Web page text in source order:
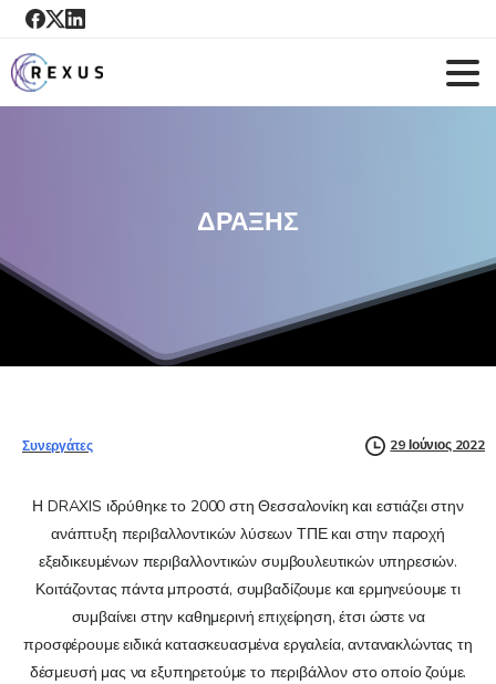
ΔΡΑΞΗΣ
Συνεργάτες 29 Ιούνιος 2022
Η DRAXIS ιδρύθηκε το 2000 στη Θεσσαλονίκη και εστιάζει στην
ανάπτυξη περιβαλλοντικών λύσεων ΤΠΕ και στην παροχή
εξειδικευμένων περιβαλλοντικών συμβουλευτικών υπηρεσιών.
Κοιτάζοντας πάντα μπροστά, συμβαδίζουμε και ερμηνεύουμε τι
συμβαίνει στην καθημερινή επιχείρηση, έτσι ώστε να
προσφέρουμε ειδικά κατασκευασμένα εργαλεία, αντανακλώντας τη
δέσμευσή μας να εξυπηρετούμε το περιβάλλον στο οποίο ζούμε.